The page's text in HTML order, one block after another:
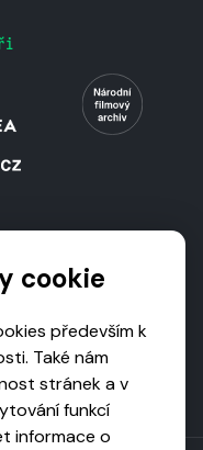
cookie
především k
Také nám
stránek a v
funkcí
informace o